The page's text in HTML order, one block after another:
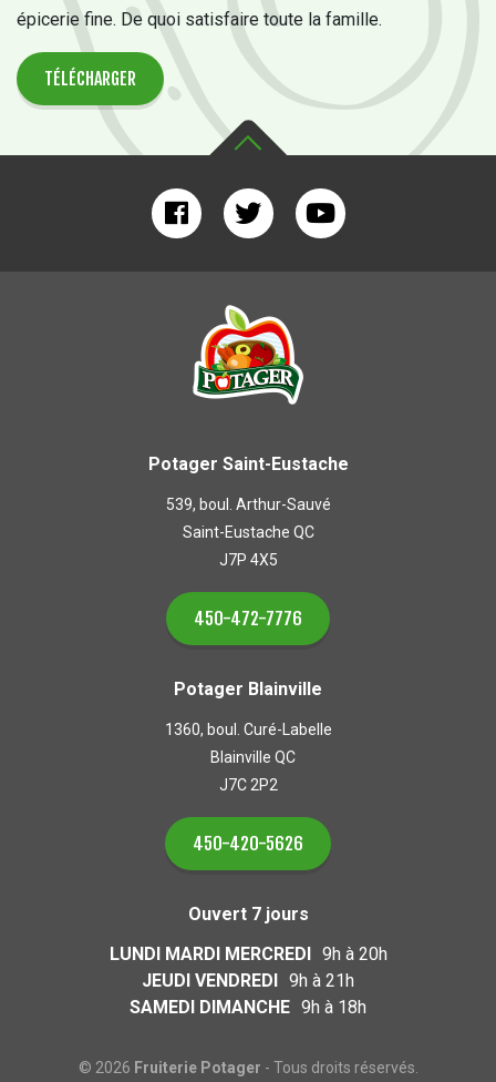
épicerie fine. De quoi satisfaire toute la famille.
TÉLÉCHARGER
Potager Saint-Eustache
539, boul. Arthur-Sauvé
Saint-Eustache QC
J7P 4X5
450-472-7776
Potager Blainville
1360, boul. Curé-Labelle
Blainville QC
J7C 2P2
450-420-5626
Ouvert 7 jours
LUNDI MARDI MERCREDI
9h à 20h
JEUDI VENDREDI
9h à 21h
SAMEDI DIMANCHE 9h à 18h
© 2026 Fruiterie Potager - Tous droits réservés.